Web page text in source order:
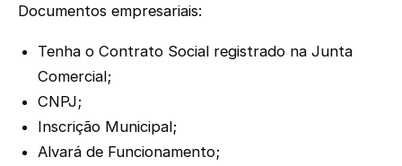
Documentos empresariais:
Tenha o Contrato Social registrado na Junta
Comercial;
CNPJ;
Inscrição Municipal;
Alvará de Funcionamento;